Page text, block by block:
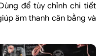
để tùy chỉnh chi tiết
âm thanh cân bằng và